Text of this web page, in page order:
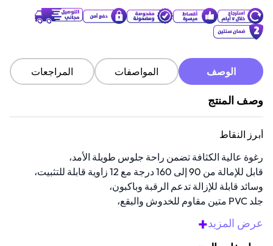
الوصف المواصفات المراجعات
وصف المنتج
أبرز النقاط
رغوة عالية الكثافة تضمن راحة جلوس طويلة الأمد،
قابل للإمالة من 90 إلى 160 درجة مع 12 زاوية قابلة للتثبيت،
وسائد قابلة للإزالة تدعم الرقبة وباكبون،
جلد PVC متين مقاوم للخدوش والبقع،
مكبس من الفئة 4 يوفر ضبط ارتفاع مستقر.
عرض المزيد+